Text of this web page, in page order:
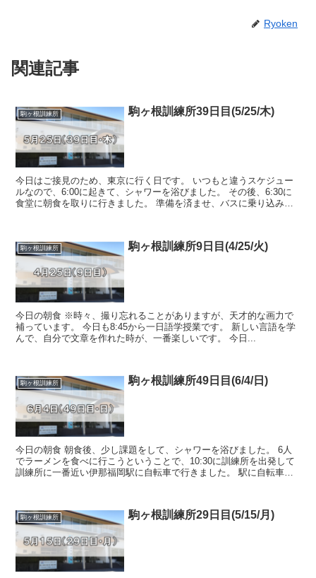
Ryoken
関連記事
駒ヶ根訓練所 駒ヶ根訓練所39日目(5/25/木)
今日はご接見のため、東京に行く日です。 いつもと違うスケジュー
ルなので、6:00に起きて、シャワーを浴びました。 その後、6:30に
食堂に朝食を取りに行きました。 準備を済ませ、バスに乗り込み、
駒ヶ根訓練所 駒ヶ根訓練所9日目(4/25/火)
今日の朝食 ※時々、撮り忘れることがありますが、天才的な画力で
補っています。 今日も8:45から一日語学授業です。 新しい言語を学
んで、自分で文章を作れた時が、一番楽しいです。 今日...
駒ヶ根訓練所 駒ヶ根訓練所49日目(6/4/日)
今日の朝食 朝食後、少し課題をして、シャワーを浴びました。 6人
でラーメンを食べに行こうということで、10:30に訓練所を出発して
訓練所に一番近い伊那福岡駅に自転車で行きました。 駅に自転車を
駒ヶ根訓練所 駒ヶ根訓練所29日目(5/15/月)